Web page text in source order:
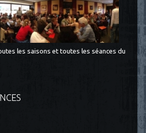
les saisons et toutes les séances du